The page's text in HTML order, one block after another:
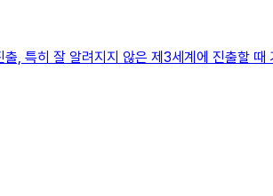
, 특히 잘 알려지지 않은 제3세계에 진출할 때